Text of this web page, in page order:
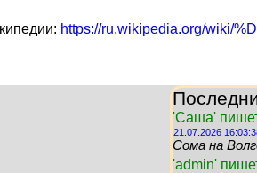
https://ru.wikipedia.org/wiki/
'Саша'
21.07.2026
Сома на
'admin'